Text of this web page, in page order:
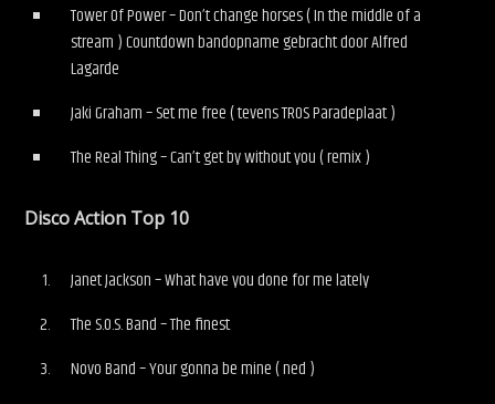
Tower Of Power – Don’t change horses ( In the middle of a
stream ) Countdown bandopname gebracht door Alfred
Lagarde
Jaki Graham – Set me free ( tevens TROS Paradeplaat )
The Real Thing – Can’t get by without you ( remix )
Disco Action Top 10
Janet Jackson – What have you done for me lately
The S.O.S. Band – The finest
Novo Band – Your gonna be mine ( ned )